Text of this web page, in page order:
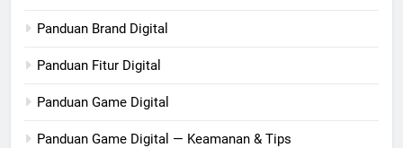
Panduan Brand Digital
Panduan Fitur Digital
Panduan Game Digital
Panduan Game Digital — Keamanan & Tips